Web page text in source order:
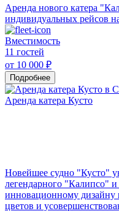
Аренда нового катера
индивидуальных рейсов
Вместимость
11 гостей
от 10 000 ₽
Подробнее
Аренда катера Кусто
Новейшее судно "Кусто"
легендарного "Калипсо" и
инновационному дизайну
цветов и